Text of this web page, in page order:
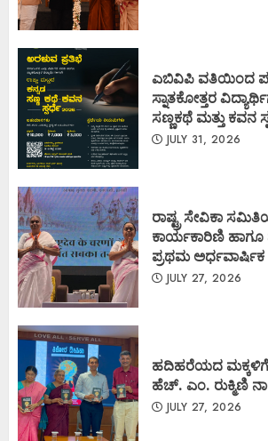
ಎಬಿವಿಪಿ ವತಿಯಿಂದ
ಸ್ನಾತಕೋತ್ತರ
ಸಣ್ಣಕಥೆ ಮತ್ತು ಕವನ
JULY 31, 2026
ರಾಷ್ಟ್ರ ಸೇವಿಕಾ
ಕಾರ್ಯಕಾರಿಣಿ
ಪ್ರಥಮ ಅರ್ಧವಾರ್ಷಿಕ
JULY 27, 2026
ಹದಿಹರೆಯದ ಮಕ್ಕಳಿಗೆ
ಹೆಚ್. ಎಂ. ರುಕ್ಮಿಣಿ
JULY 27, 2026